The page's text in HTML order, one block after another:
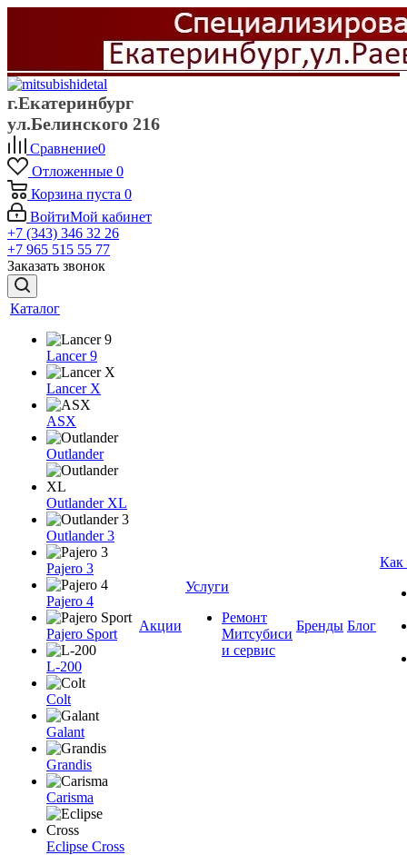
г.Екатеринбург
ул.Белинского 216
Сравнение0
Отложенные 0
Корзина пуста 0
ВойтиМой кабинет
+7 (343) 346 32 26
+7 965 515 55 77
Заказать звонок
Каталог
Lancer 9
Lancer X
ASX
Outlander
Outlander XL
Outlander 3
Pajero 3
Pajero 4
Pajero Sport
L-200
Colt
Galant
Grandis
Carisma
Eclipse Cross
Акции
Услуги
Ремонт
Митсубиси
и сервис
Бренды Блог
Как